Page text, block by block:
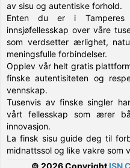
av sisu og autentiske forhold.
Enten du er i Tamperes
innsjøfellesskap over våre
som verdsetter ærlighet,
meningsfulle forbindelser.
Opplev vår helt gratis
finske autentisiteten og
vennskap.
Tusenvis av finske singler
vårt fellesskap som ærer
innovasjon.
La finsk sisu guide deg til
midnattssol og like vakre som
© 2026 Copyright ISN